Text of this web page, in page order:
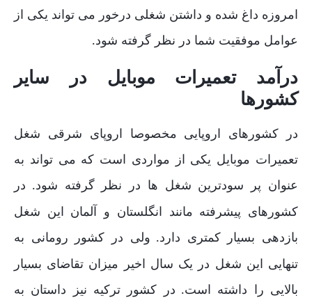
امروزه داغ شده و داشتن شغلی درخور می تواند یکی از
عوامل موفقیت شما در نظر گرفته شود.
درآمد تعمیرات موبایل در سایر
کشورها
در کشورهای اروپایی مخصوصا اروپای شرقی شغل
تعمیرات موبایل یکی از مواردی است که می تواند به
عنوان پر سودترین شغل ها در نظر گرفته شود. در
کشورهای پیشرفته مانند انگلستان و آلمان این شغل
بازدهی بسیار کمتری دارد. ولی در کشور رومانی به
تنهایی این شغل در یک سال اخیر میزان تقاضای بسیار
بالایی را داشته است. در کشور ترکیه نیز داستان به